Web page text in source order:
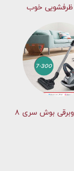
ظرفشویی خوب
بوش سری ۸